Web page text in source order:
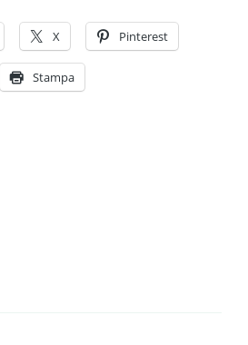
X Pinterest
Stampa